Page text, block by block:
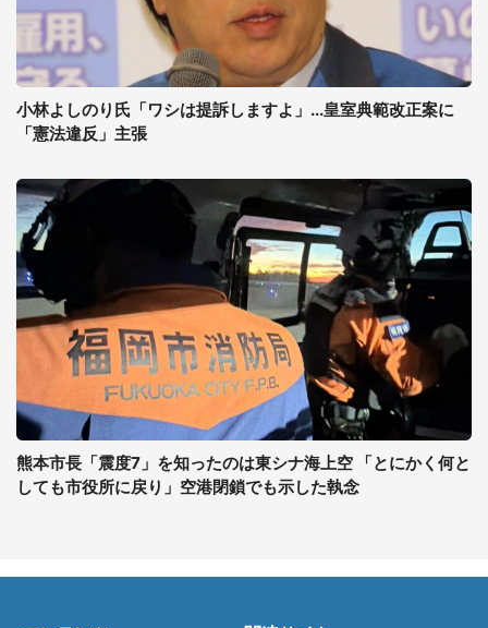
小林よしのり氏「ワシは提訴しますよ」...皇室典範改正案に
「憲法違反」主張
熊本市長「震度7」を知ったのは東シナ海上空 「とにかく何と
しても市役所に戻り」空港閉鎖でも示した執念